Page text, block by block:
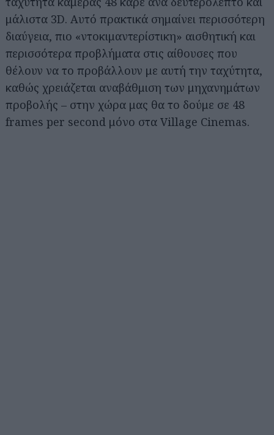
μάλιστα 3D. Αυτό πρακτικά σημαίνει περισσότερη
διαύγεια, πιο «ντοκιμαντερίστικη» αισθητική και
περισσότερα προβλήματα στις αίθουσες που
θέλουν να το προβάλλουν με αυτή την ταχύτητα,
καθώς χρειάζεται αναβάθμιση των μηχανημάτων
προβολής – στην χώρα μας θα το δούμε σε 48
frames per second μόνο στα Village Cinemas.